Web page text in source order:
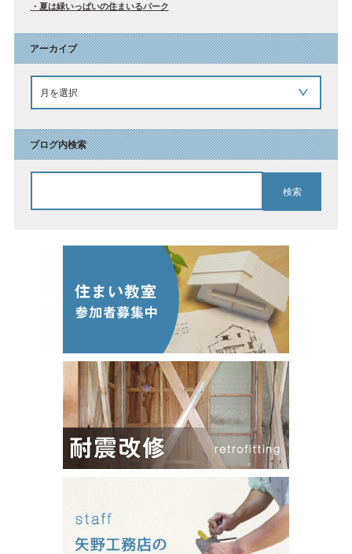
夏は緑いっぱいの住まいるパーク
アーカイブ
ブログ内検索